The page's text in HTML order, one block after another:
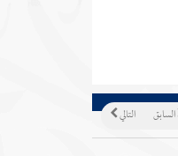
التالي السابق